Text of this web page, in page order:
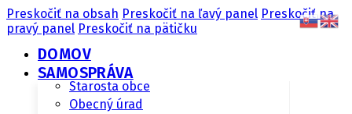
Preskočiť na obsah Preskočiť na ľavý panel Preskočiť na
pravý panel Preskočiť na pätičku
DOMOV
SAMOSPRÁVA
Starosta obce
Obecný úrad